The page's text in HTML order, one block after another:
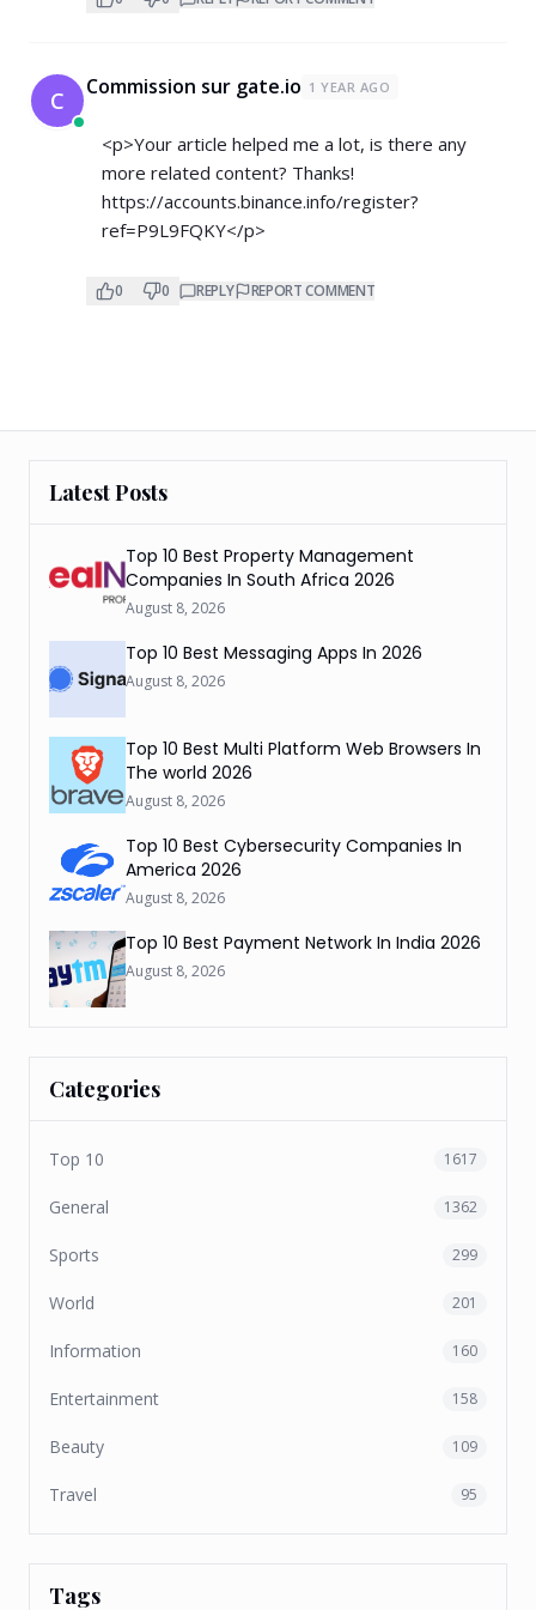
C Commission sur gate.io 1 YEAR AGO
<p>Your article helped me a lot, is there any
more related content? Thanks!
https://accounts.binance.info/register?
ref=P9L9FQKY</p>
0 0 REPLY REPORT COMMENT
Latest Posts
Top 10 Best Property Management
Companies In South Africa 2026
August 8, 2026
Top 10 Best Messaging Apps In 2026
August 8, 2026
Top 10 Best Multi Platform Web Browsers In
The world 2026
August 8, 2026
Top 10 Best Cybersecurity Companies In
America 2026
August 8, 2026
Top 10 Best Payment Network In India 2026
August 8, 2026
Categories
Top 10 1617
General 1362
Sports 299
World 201
Information 160
Entertainment 158
Beauty 109
Travel 95
Tags